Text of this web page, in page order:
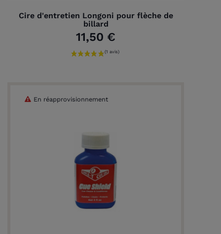
Cire d'entretien Longoni pour flèche de
billard
11,50 €
En réapprovisionnement